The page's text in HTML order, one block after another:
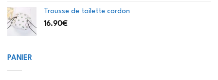
Trousse de toilette cordon
16.90€
PANIER